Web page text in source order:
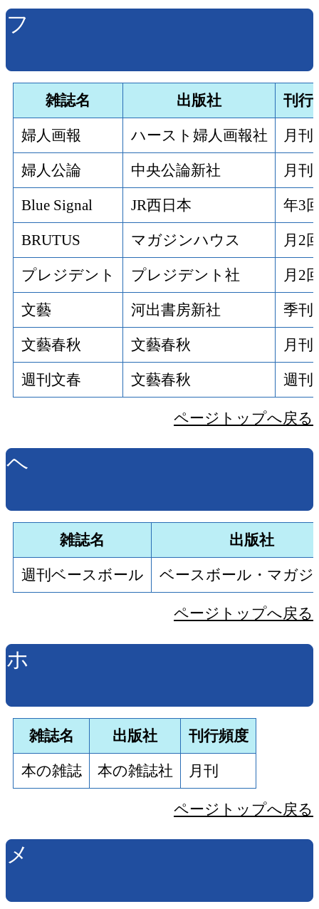
フ
雑誌名 出版社 刊行
婦人画報 ハースト婦人画報社 月刊
婦人公論 中央公論新社 月刊
Blue Signal JR西日本 年3
BRUTUS マガジンハウス 月2
プレジデント プレジデント社 月2
文藝 河出書房新社 季刊
文藝春秋 文藝春秋 月刊
週刊文春 文藝春秋 週刊
ページトップへ戻る
ヘ
雑誌名 出版社
週刊ベースボール ベースボール・マガジ
ページトップへ戻る
ホ
雑誌名 出版社 刊行頻度
本の雑誌 本の雑誌社 月刊
ページトップへ戻る
メ